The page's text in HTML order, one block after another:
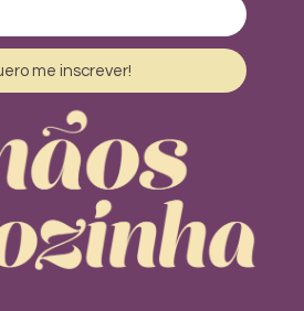
me inscrever!